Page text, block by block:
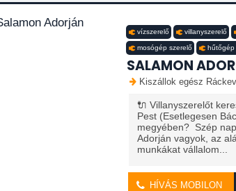
vízszerelő villanyszerelő
mosógép szerelő hűtőgép
SALAMON
Kiszállok egész
🔌 Villanyszerelőt
Pest (Esetlegesen
megyében? Szép
Adorján vagyok, az
munkákat vállalom...
HÍVÁS MOBILON